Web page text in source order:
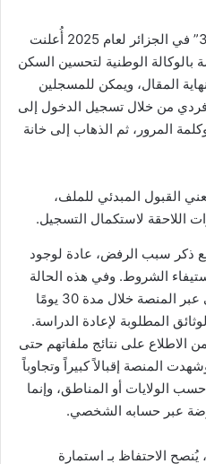
نتائج دراسة ملفات برنامج “عدل 3” في الجزائر لعام 2025 أُعلنت
بالوكالة الوطنية لتحسين السكن
المقال، ويمكن للمسجلين
من خلال تسجيل الدخول إلى
المرور، ثم الذهاب إلى خانة
القبول المبدئي للملف،
اللاحقة لاستكمال التسجيل.
ذكر سبب الرفض، عادة لوجود
الشروط. وفي هذه الحالة
يمكن تقديم طعن إلكتروني عبر المنصة خلال مدة 30 يومًا
المطلوبة لإعادة الدراسة.
ألف مسجل من الاطلاع على نتائج ملفاتهم حتى
يوم الأحد 27 يوليو 2025، وشهدت المنصة إقبالاً كبيراً وتجاوباً
الولايات أو المناطق، وإنما
عبر حسابه الشخصي.
الاحتفاظ بـ استمارة